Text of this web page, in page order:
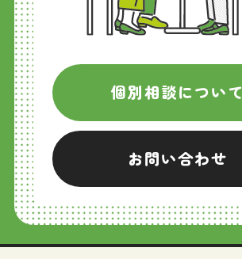
個別相談について
お問い合わせ